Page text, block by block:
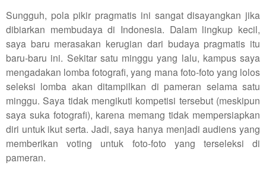
Sungguh, pola pikir pragmatis ini sangat disayangkan jika
dibiarkan membudaya di Indonesia. Dalam lingkup kecil,
saya baru merasakan kerugian dari budaya pragmatis itu
baru-baru ini. Sekitar satu minggu yang lalu, kampus saya
mengadakan lomba fotografi, yang mana foto-foto yang lolos
seleksi lomba akan ditampilkan di pameran selama satu
minggu. Saya tidak mengikuti kompetisi tersebut (meskipun
saya suka fotografi), karena memang tidak mempersiapkan
diri untuk ikut serta. Jadi, saya hanya menjadi audiens yang
memberikan voting untuk foto-foto yang terseleksi di
pameran.